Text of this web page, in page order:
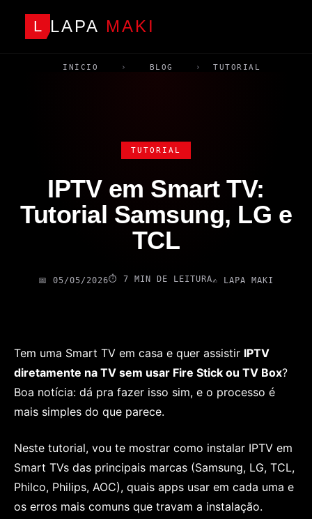
L LAPA MAKI
INÍCIO › BLOG › TUTORIAL
TUTORIAL
IPTV em Smart TV:
Tutorial Samsung, LG e
TCL
📅 05/05/2026⏱️ 7 MIN DE LEITURA✍️ LAPA MAKI
Tem uma Smart TV em casa e quer assistir IPTV
diretamente na TV sem usar Fire Stick ou TV Box?
Boa notícia: dá pra fazer isso sim, e o processo é
mais simples do que parece.
Neste tutorial, vou te mostrar como instalar IPTV em
Smart TVs das principais marcas (Samsung, LG, TCL,
Philco, Philips, AOC), quais apps usar em cada uma e
os erros mais comuns que travam a instalação.